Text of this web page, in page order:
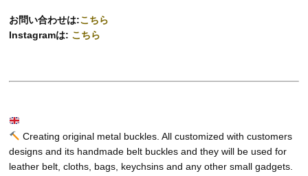
お問い合わせは:こちら
Instagramは: こちら
Creating original metal buckles. All customized with customers
designs and its handmade belt buckles and they will be used for
leather belt, cloths, bags, keychsins and any other small gadgets.